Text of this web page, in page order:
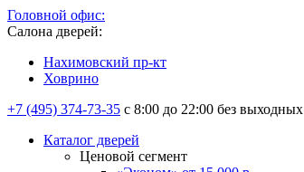
Головной офис:
Салона дверей:
Нахимовский пр-кт
Ховрино
+7 (495) 374-73-35 с 8:00 до 22:00 без выходных
Каталог дверей
Ценовой сегмент